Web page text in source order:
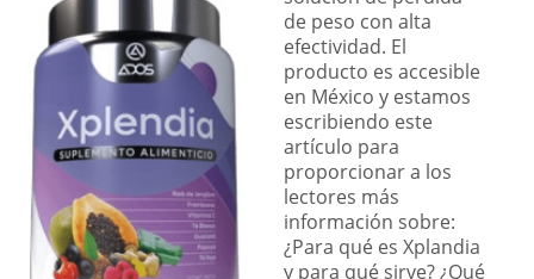
de peso con alta
efectividad. El
producto es accesible
en México y estamos
escribiendo este
artículo para
proporcionar a los
lectores más
información sobre:
¿Para qué es Xplandia
y para qué sirve? ¿Qué